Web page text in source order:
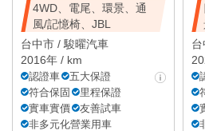
4WD、電尾、環景、通
風/記憶椅、JBL
台中市 / 駿曜汽車
2016年 / km
認證車
五大保證
符合保固
里程保證
實車實價
友善試車
非多元化營業用車